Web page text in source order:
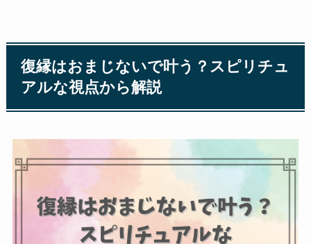
復縁はおまじないで叶う？スピリチュ
アルな視点から解説